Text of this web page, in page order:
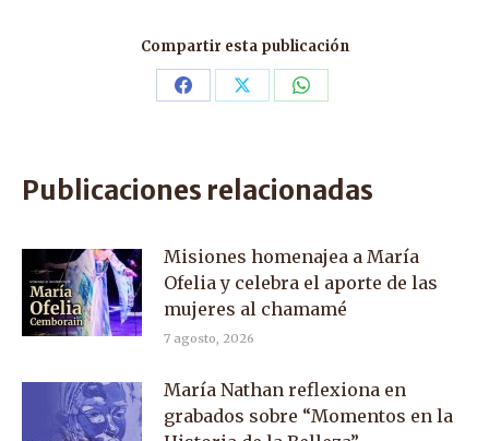
Compartir esta publicación
Share Share Share
Publicaciones relacionadas
Misiones homenajea a María
Ofelia y celebra el aporte de las
mujeres al chamamé
7 agosto, 2026
María Nathan reflexiona en
grabados sobre “Momentos en la